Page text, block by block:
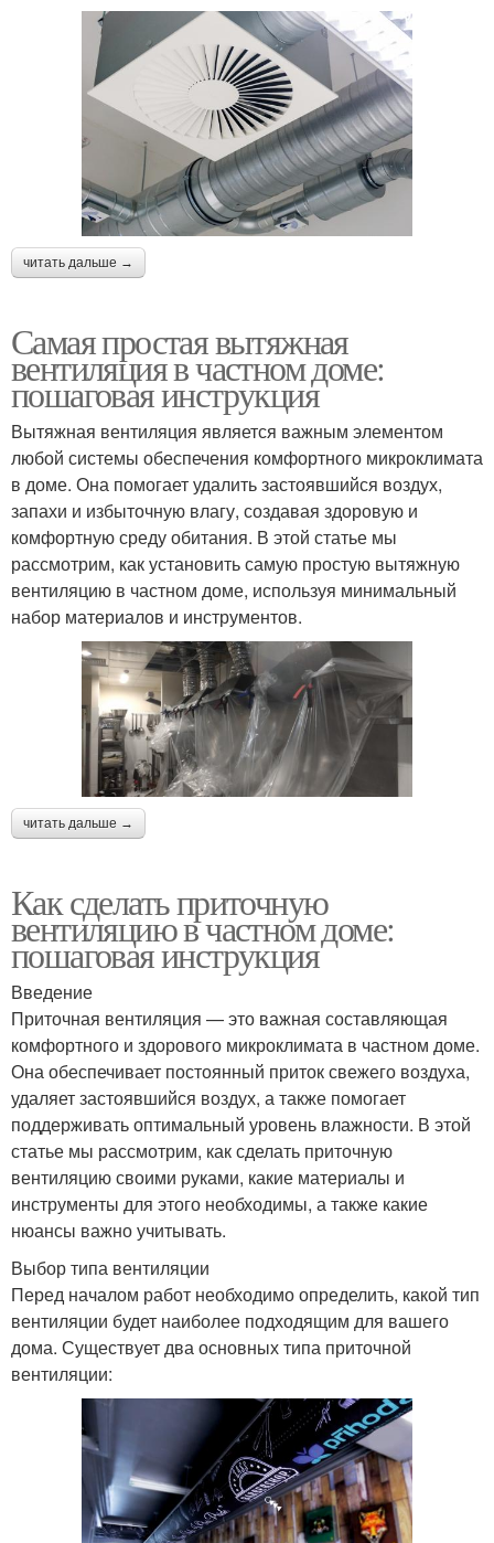
читать дальше →
Самая простая вытяжная
вентиляция в частном доме:
пошаговая инструкция
Вытяжная вентиляция является важным элементом
любой системы обеспечения комфортного микроклимата
в доме. Она помогает удалить застоявшийся воздух,
запахи и избыточную влагу, создавая здоровую и
комфортную среду обитания. В этой статье мы
рассмотрим, как установить самую простую вытяжную
вентиляцию в частном доме, используя минимальный
набор материалов и инструментов.
читать дальше →
Как сделать приточную
вентиляцию в частном доме:
пошаговая инструкция
Введение
Приточная вентиляция — это важная составляющая
комфортного и здорового микроклимата в частном доме.
Она обеспечивает постоянный приток свежего воздуха,
удаляет застоявшийся воздух, а также помогает
поддерживать оптимальный уровень влажности. В этой
статье мы рассмотрим, как сделать приточную
вентиляцию своими руками, какие материалы и
инструменты для этого необходимы, а также какие
нюансы важно учитывать.
Выбор типа вентиляции
Перед началом работ необходимо определить, какой тип
вентиляции будет наиболее подходящим для вашего
дома. Существует два основных типа приточной
вентиляции: